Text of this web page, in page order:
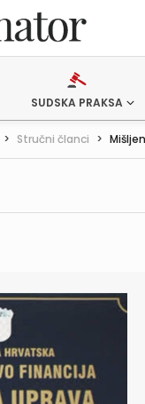
SUDSKA PRAKSA
> Stručni članci >